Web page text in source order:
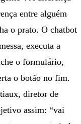
entre alguém
o prato. O chatbot
executa a
o formulário,
o botão no fim.
diretor de
assim: “vai